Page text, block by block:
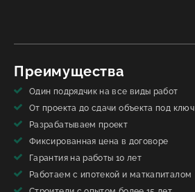
Преимущества
Один подрядчик на все виды работ
От проекта до сдачи объекта под ключ
Разрабатываем проект
Фиксированная цена в договоре
Гарантия на работы 10 лет
Работаем с ипотекой и маткапиталом